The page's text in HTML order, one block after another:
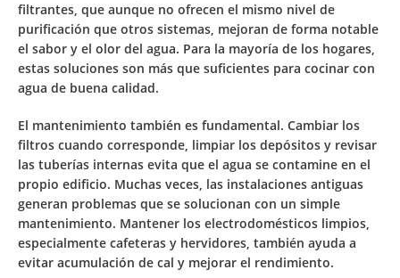
filtrantes, que aunque no ofrecen el mismo nivel de
purificación que otros sistemas, mejoran de forma notable
el sabor y el olor del agua. Para la mayoría de los hogares,
estas soluciones son más que suficientes para cocinar con
agua de buena calidad.
El mantenimiento también es fundamental. Cambiar los
filtros cuando corresponde, limpiar los depósitos y revisar
las tuberías internas evita que el agua se contamine en el
propio edificio. Muchas veces, las instalaciones antiguas
generan problemas que se solucionan con un simple
mantenimiento. Mantener los electrodomésticos limpios,
especialmente cafeteras y hervidores, también ayuda a
evitar acumulación de cal y mejorar el rendimiento.